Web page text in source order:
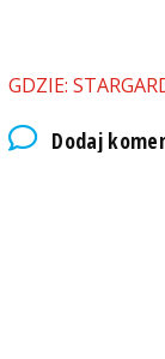
GDZIE:
Dodaj